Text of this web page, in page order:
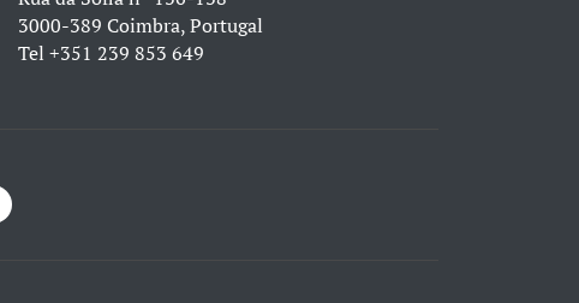
3000-389 Coimbra, Portugal
Tel +351 239 853 649